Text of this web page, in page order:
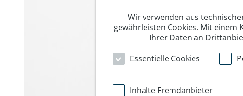
Wir verwenden aus
gewährleisten Cookies. Mit einem
Ihrer Daten an
Essentielle Cookies
Inhalte Fremdanbieter